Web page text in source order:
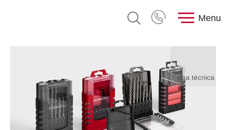
Menu
Ficha técnica